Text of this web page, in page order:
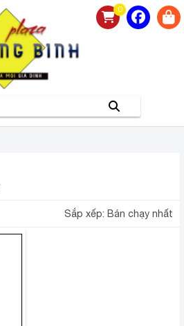
0
Sắp xếp: Bán chạy nhất